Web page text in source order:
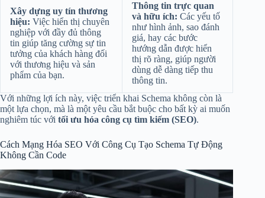
Xây dựng uy tín thương
hiệu: Việc hiển thị chuyên
nghiệp với đầy đủ thông
tin giúp tăng cường sự tin
tưởng của khách hàng đối
với thương hiệu và sản
phẩm của bạn.
Thông tin trực quan
và hữu ích: Các yếu tố
như hình ảnh, sao đánh
giá, hay các bước
hướng dẫn được hiển
thị rõ ràng, giúp người
dùng dễ dàng tiếp thu
thông tin.
Với những lợi ích này, việc triển khai Schema không còn là
một lựa chọn, mà là một yêu cầu bắt buộc cho bất kỳ ai muốn
nghiêm túc với tối ưu hóa công cụ tìm kiếm (SEO).
Cách Mạng Hóa SEO Với Công Cụ Tạo Schema Tự Động
Không Cần Code